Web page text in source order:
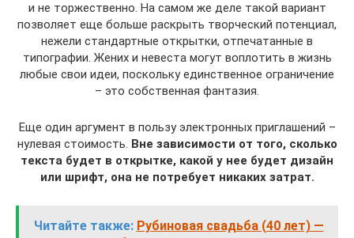
и не торжественно. На самом же деле такой вариант
позволяет еще больше раскрыть творческий потенциал,
нежели стандартные открытки, отпечатанные в
типографии. Жених и невеста могут воплотить в жизнь
любые свои идеи, поскольку единственное ограничение
– это собственная фантазия.
Еще один аргумент в пользу электронных приглашений –
нулевая стоимость. Вне зависимости от того, сколько
текста будет в открытке, какой у нее будет дизайн
или шрифт, она не потребует никаких затрат.
Читайте также: Рубиновая свадьба (40 лет) —